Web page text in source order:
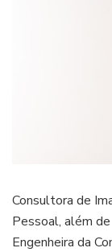
Consultora de
Pessoal, além de
Engenheira da